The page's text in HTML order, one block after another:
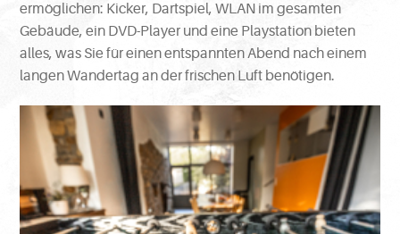
ermöglichen: Kicker, Dartspiel, WLAN im gesamten
Gebäude, ein DVD-Player und eine Playstation bieten
alles, was Sie für einen entspannten Abend nach einem
langen Wandertag an der frischen Luft benötigen.